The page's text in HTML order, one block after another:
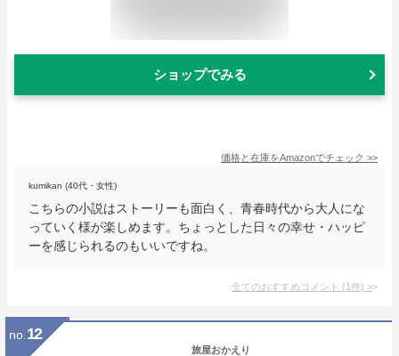
ショップでみる
価格と在庫をAmazonでチェック >>
kumikan (40代・女性)
こちらの小説はストーリーも面白く、青春時代から大人にな
っていく様が楽しめます。ちょっとした日々の幸せ・ハッピ
ーを感じられるのもいいですね。
全てのおすすめコメント (1件) >
no. 12
旅屋おかえり